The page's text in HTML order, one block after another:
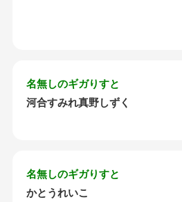
名無しのギガりすと
河合すみれ真野しずく
名無しのギガりすと
かとうれいこ